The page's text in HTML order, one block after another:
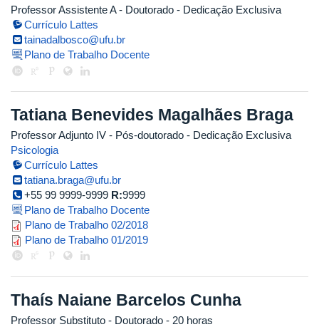
Professor Assistente A- Doutorado - Dedicação Exclusiva
Currículo Lattes
tainadalbosco@ufu.br
Plano de Trabalho Docente
Tatiana Benevides Magalhães Braga
Professor Adjunto IV - Pós-doutorado - Dedicação Exclusiva
Psicologia
Currículo Lattes
tatiana.braga@ufu.br
+55 99 9999-9999 R:9999
Plano de Trabalho Docente
tatiana_2018_2.pdf
Plano de Trabalho 02/2018
tatiana_2019_1.pdf
Plano de Trabalho 01/2019
Thaís Naiane Barcelos Cunha
Professor Substituto - Doutorado - 20 horas